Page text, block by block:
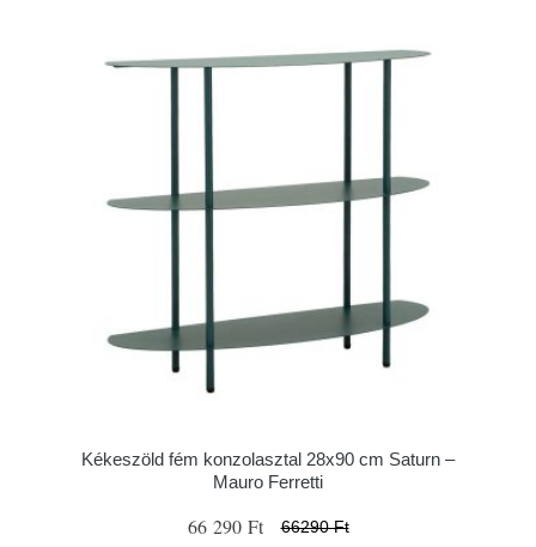
Kékeszöld fém konzolasztal 28x90 cm Saturn –
Mauro Ferretti
66 290 Ft 66290 Ft